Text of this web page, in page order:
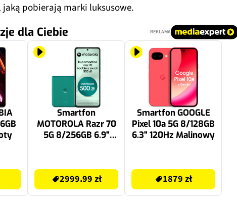
jaką pobierają marki luksusowe.
dla Ciebie REKLAMA
Smartfon
MOTOROLA Razr 70
5G 8/256GB 6.9"
2999.99 zł
Smartfon GOOGLE
Pixel 10a 5G 8/128GB
6.3" 120Hz Malinowy
1879 zł